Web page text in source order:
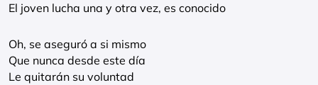
El joven lucha una y otra vez, es conocido
Oh, se aseguró a si mismo
Que nunca desde este día
Le quitarán su voluntad